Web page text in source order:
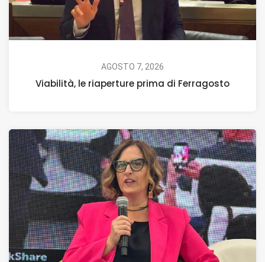
AGOSTO 7, 2026
Viabilità, le riaperture prima di Ferragosto